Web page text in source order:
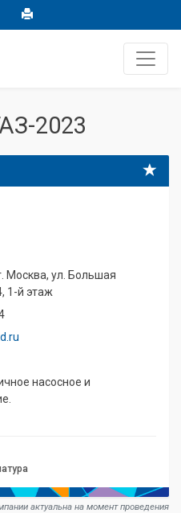
2023
Москва, ул. Большая
1-й этаж
насосное и
актуальна на момент проведения